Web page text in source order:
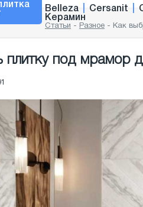
Belleza Cersanit
Керамин
Статьи - Разное - Как
плитку под мрамор